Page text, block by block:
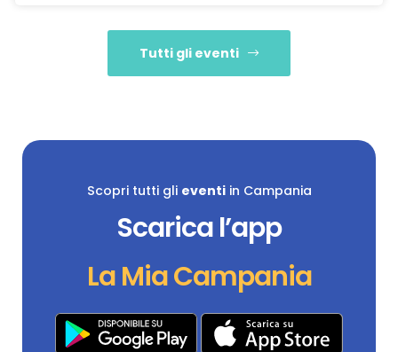
Tutti gli eventi
Scopri tutti gli eventiin Campania
Scarica l’app
La Mia Campania